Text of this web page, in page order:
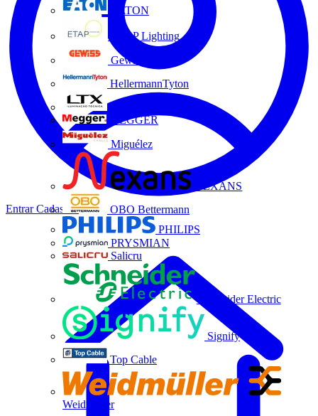
EATON
ETAP Lighting
Gewiss
HellermannTyton
MEGGER
Miguélez
NEXANS
OBO Bettermann
PHILIPS
PRYSMIAN
Salicru
Schneider Electric
Signify
Top Cable
Weidmüller
EntrarCadastrar